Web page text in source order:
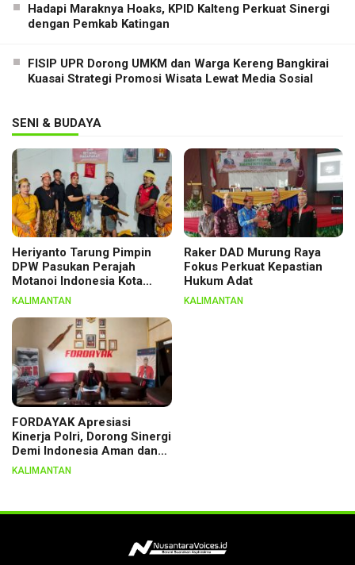
Hadapi Maraknya Hoaks, KPID Kalteng Perkuat Sinergi
dengan Pemkab Katingan
FISIP UPR Dorong UMKM dan Warga Kereng Bangkirai
Kuasai Strategi Promosi Wisata Lewat Media Sosial
SENI & BUDAYA
Heriyanto Tarung Pimpin
DPW Pasukan Perajah
Motanoi Indonesia Kota
Palangka Raya, Dikukuhkan
KALIMANTAN
Raker DAD Murung Raya
Fokus Perkuat Kepastian
Hukum Adat
KALIMANTAN
FORDAYAK Apresiasi
Kinerja Polri, Dorong Sinergi
Demi Indonesia Aman dan
Berkeadilan
KALIMANTAN